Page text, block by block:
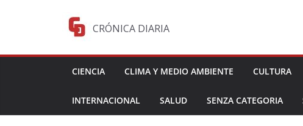
CRÓNICA DIARIA
CIENCIA CLIMA Y MEDIO AMBIENTE CULTURA
INTERNACIONAL SALUD SENZA CATEGORIA